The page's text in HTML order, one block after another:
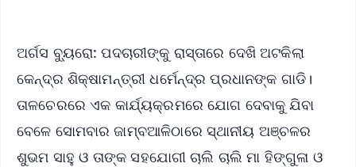
ଅର୍ଗସ ବ୍ୟୁରୋ: ପଦଚାରୀଙ୍କୁ ରାସ୍ତାରେ ଦେଖି ଅଟକିଲା
କେନ୍ଦ୍ର ଶିକ୍ଷାମନ୍ତ୍ରୀ ଧର୍ମେନ୍ଦ୍ର ପ୍ରଧାନଙ୍କ ଗାଡି।
ତାଳଚେରରେ ଏକ କାର୍ଯ୍ୟକ୍ରମରେ ଯୋଗ ଦେବାକୁ ଯିବା
ବେଳେ ସୋମବାର ଜାମ୍ବଆଳିଠାରେ ସ୍ଥାନୀୟ ଅଞ୍ଚଳର
ଶୁଭମ ସାହୁ ଓ ତାଙ୍କ ସହଯୋଗୀ ଚାଲି ଚାଲି ମା ହିଙ୍ଗୁଳା ଓ